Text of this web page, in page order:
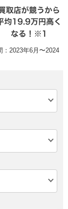
2023年6月〜2024